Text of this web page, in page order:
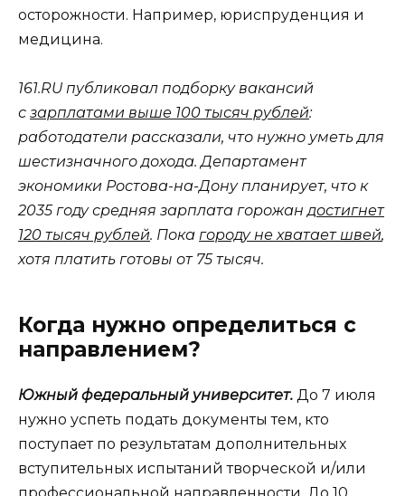
осторожности. Например, юриспруденция и
медицина.
161.RU публиковал подборку вакансий
с зарплатами выше 100 тысяч рублей:
работодатели рассказали, что нужно уметь для
шестизначного дохода. Департамент
экономики Ростова-на-Дону планирует, что к
2035 году средняя зарплата горожандостигнет
120 тысяч рублей. Пока городу не хватает швей,
хотя платить готовы от 75 тысяч.
Когда нужно определиться с
направлением?
Южный федеральный университет. До 7 июля
нужно успеть подать документы тем, кто
поступает по результатам дополнительных
вступительных испытаний творческой и/или